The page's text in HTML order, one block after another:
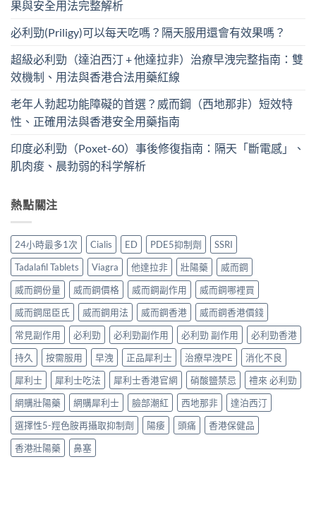
果與安全用法完整解析
必利勁(Priligy)可以每天吃嗎？隔天服用還會有效果嗎？
超級必利勁（達泊西汀 + 他達拉非）治療早洩完整指南：雙
效機制、用法與香港合法用藥紅線
老年人勃起功能障礙的首選？威而鋼（西地那非）短效特
性、正確用法與香港安全用藥指南
印度必利勁（Poxet-60）事後修復指南：隔天「斷電感」、
肌肉痠、晨勃弱的科学解析
熱點關注
24小時最多1次 Cialis ED PDE5抑制劑
SSRI
Tadalafil Tablets
Viagra 他達拉非 壯陽藥
威而鋼
威而鋼份量
威而鋼價格 威而鋼副作用
威而鋼哪裡買
威而鋼屈臣氏
威而鋼用法 威而鋼香港
威而鋼香港價錢
常見副作用
必利勁 必利勁副作用 必利勁 副作用
必利勁香港
持久
按需服用 早洩 正品犀利士 治療早洩PE
消化不良
犀利士
犀利士吃法 犀利士香港官網 硝酸鹽禁忌
禮來 必利勁
網購壯陽藥
網購犀利士 臉部潮紅 西地那非
達泊西汀
選擇性5-羥色胺再攝取抑制劑
陽痿 頭痛
香港保健品
香港壯陽藥
鼻塞